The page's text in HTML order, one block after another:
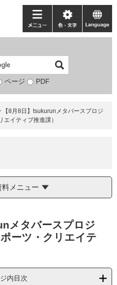
検
象
ページ PDF
メ
ニ
ー
色・
文
language
【8月8日】tsukurunメタバースプロジ
イティブ推進課）
メニュー
メタバースプロジ
ーツ・クリエイテ
内目次